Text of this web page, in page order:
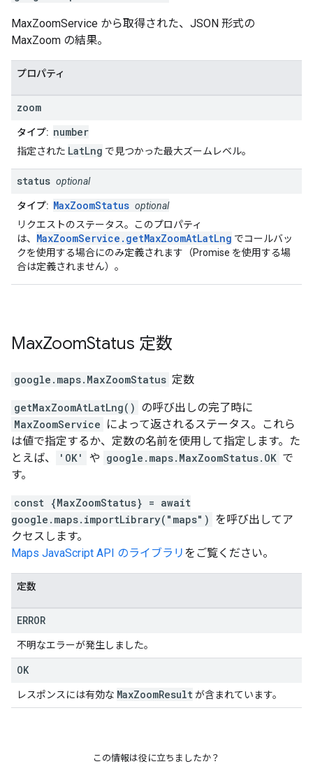
MaxZoomService から取得された、JSON 形式の
MaxZoom の結果。
プロパティ
zoom
タイプ: number
指定された LatLng で見つかった最大ズームレベル。
status optional
タイプ: MaxZoomStatus optional
リクエストのステータス。このプロパティ
は、 MaxZoomService.getMaxZoomAtLatLng でコールバッ
クを使用する場合にのみ定義されます（Promise を使用する場
合は定義されません）。
MaxZoomStatus 定数
google.maps. MaxZoomStatus 定数
getMaxZoomAtLatLng() の呼び出しの完了時に
MaxZoomService によって返されるステータス。これら
は値で指定するか、定数の名前を使用して指定します。た
とえば、
'OK' や google.maps.MaxZoomStatus.OK で
す。
const {MaxZoomStatus} = await
google.maps.importLibrary("maps") を呼び出してア
クセスします。
Maps JavaScript API のライブラリ をご覧ください。
定数
ERROR
不明なエラーが発生しました。
OK
レスポンスには有効な MaxZoomResultが含まれています。
この情報は役に立ちましたか？